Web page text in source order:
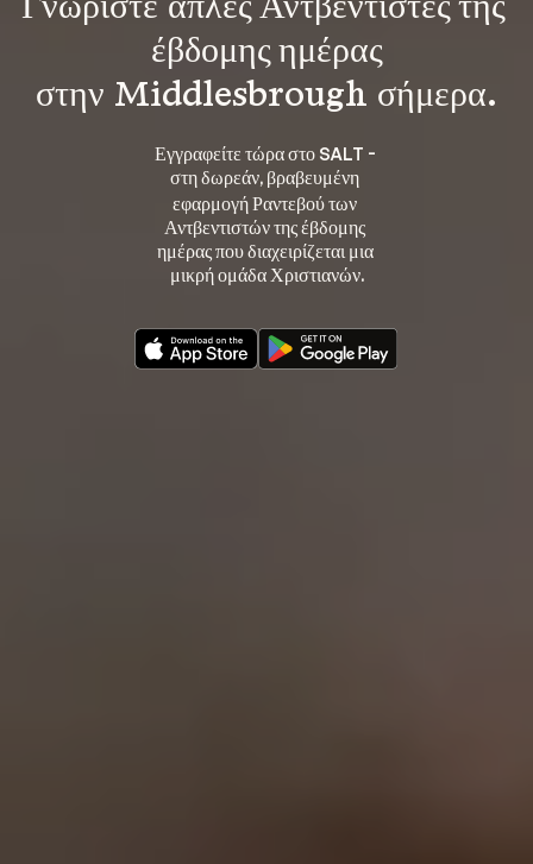
Γνωρίστε απλές Αντβεντιστές της
έβδομης ημέρας
στην Middlesbrough σήμερα.
Εγγραφείτε τώρα στο SALT -
στη δωρεάν, βραβευμένη
εφαρμογή Ραντεβού των
Αντβεντιστών της έβδομης
ημέρας που διαχειρίζεται μια
μικρή ομάδα Χριστιανών.